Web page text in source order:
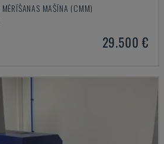
MAŠĪNA (CMM)
29.500 €